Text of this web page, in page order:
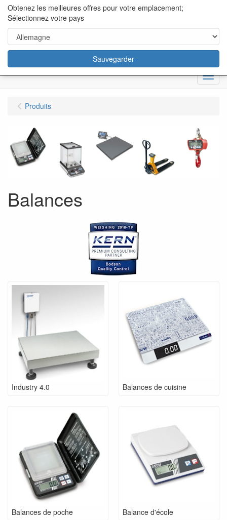
content="18/11/2025″/>
Menu
Produits
Balances
Industry 4.0 Balances de cuisine
Balances de poche Balance d'école
Obtenez les meilleures offres pour votre emplacement;
Sélectionnez votre pays
Sauvegarder